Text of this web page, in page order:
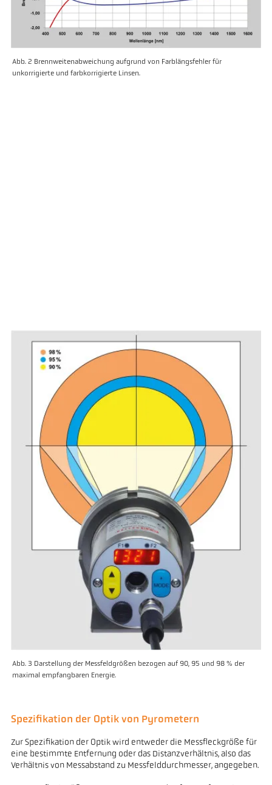
Abb. 2 Brennweitenabweichung aufgrund von Farblängsfehler für
unkorrigierte und farbkorrigierte Linsen.
Abb. 3 Darstellung der Messfeldgrößen bezogen auf 90, 95 und 98 % der
maximal empfangbaren Energie.
Spezifikation der Optik von Pyrometern
Zur Spezifikation der Optik wird entweder die Messfleckgröße für
eine bestimmte Entfernung oder das Distanzverhältnis, also das
Verhältnis von Messabstand zu Messfelddurchmesser, angegeben.